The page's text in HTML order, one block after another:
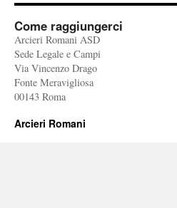
Come raggiungerci
Arcieri Romani ASD
Sede Legale e Campi
Via Vincenzo Drago
Fonte Meravigliosa
00143 Roma
Arcieri Romani